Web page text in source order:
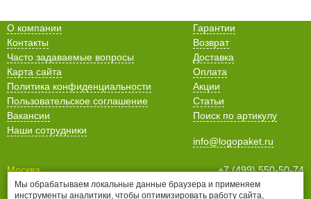
Гарантии
Возврат
Доставка
Оплата
Акции
Статьи
Поиск по артикулу
info@logopaket.ru
О компании
Контакты
Часто задаваемые вопросы
Карта сайта
Политика конфиденциальности
Пользовательское соглашение
Вакансии
Наши сотрудники
Москва
+7 (499) 550-50-74
Санкт-Петербург
+7 (812) 678-99-38
Мы обрабатываем локальные данные браузера и применяем
инструменты аналитики, чтобы оптимизировать работу сайта,